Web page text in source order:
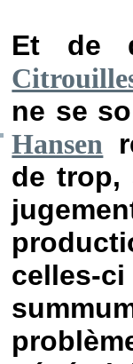
Et de
ne se
Hansen
de trop,
celles-